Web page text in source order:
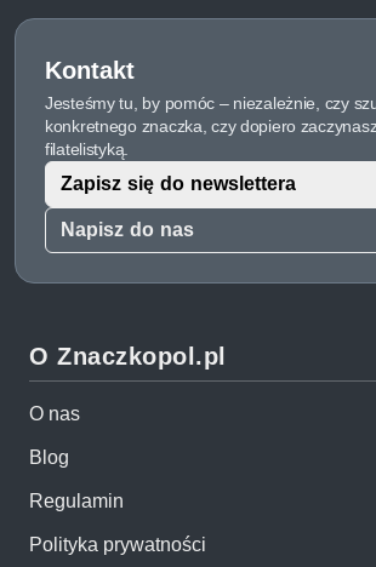
Kontakt
Jesteśmy tu, by pomóc – niezależnie, czy
konkretnego znaczka, czy dopiero
filatelistyką.
Napisz do nas
Zapisz się do newslettera
O Znaczkopol.pl
O nas
Blog
Regulamin
Polityka prywatności